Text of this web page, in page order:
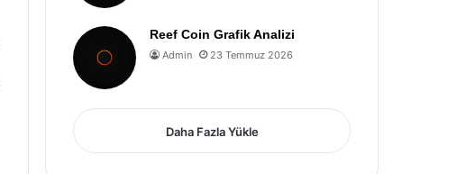
Reef Coin Grafik Analizi
Admin 23 Temmuz 2026
Daha Fazla Yükle